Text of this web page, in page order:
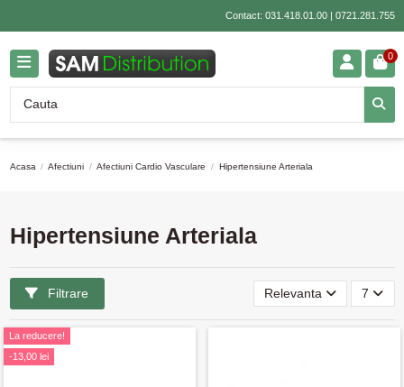
Contact: 031.418.01.00| 0721.281.755
0
Acasa Afectiuni Afectiuni Cardio Vasculare Hipertensiune Arteriala
Hipertensiune Arteriala
Filtrare Relevanta 7
La reducere!
-13,00 lei